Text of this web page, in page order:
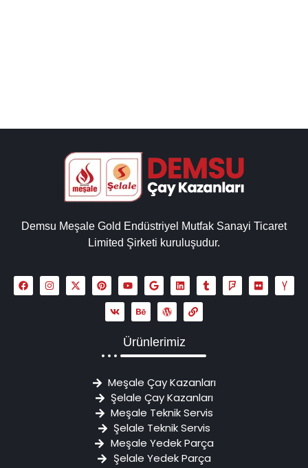
Demsu Meşale Gold Endüstriyel Mutfak Sanayi Ticaret
Limited Şirketi kuruluşudur.
Ürünlerimiz
Meşale Çay Kazanları
Şelale Çay Kazanları
Meşale Teknik Servis
Şelale Teknik Servis
Meşale Yedek Parça
Şelale Yedek Parça